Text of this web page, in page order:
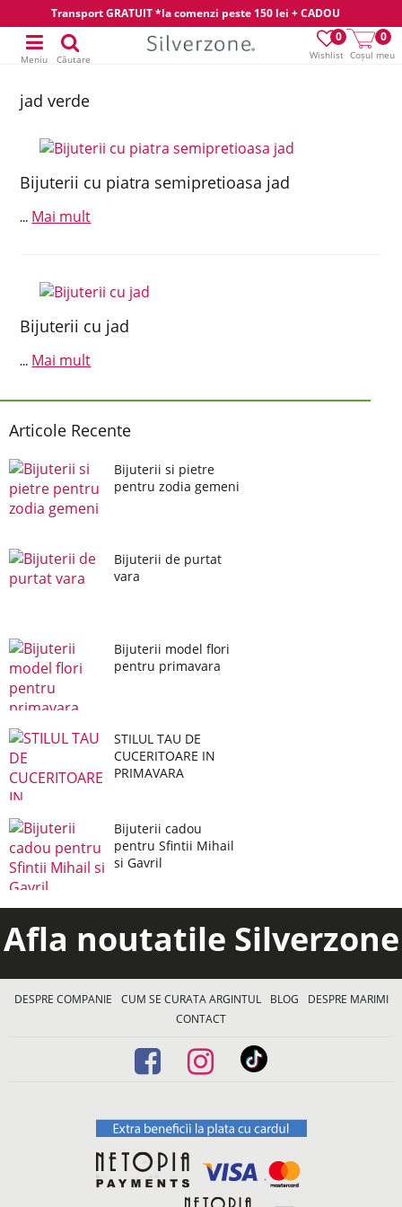
Transport GRATUIT *la comenzi peste 150 lei + CADOU
Wishlist
0
Coșul meu
0
Meniu Căutare
jad verde
Bijuterii cu piatra semipretioasa jad
... Mai mult
Bijuterii cu jad
... Mai mult
Articole Recente
Bijuterii si pietre
pentru zodia gemeni
Bijuterii de purtat
vara
Bijuterii model flori
pentru primavara
STILUL TAU DE
CUCERITOARE IN
PRIMAVARA
Bijuterii cadou
pentru Sfintii Mihail
si Gavril
Afla noutatile Silverzone
DESPRE COMPANIE CUM SE CURATA ARGINTUL BLOG
DESPRE MARIMI
CONTACT